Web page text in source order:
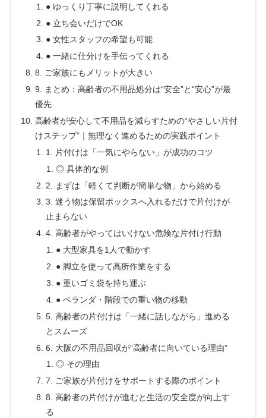
● ゆっくり丁寧に説明してくれる
● 立ち会いだけでOK
● 女性スタッフの希望も可能
● 一緒に仕分けを手伝ってくれる
8. ご家族にもメリットが大きい
9. まとめ：高齢者の不用品処分は“安全”と“安心”が最
優先
高齢者が安心して不用品を減らすための“やさしい片付
けステップ”｜無理なく進めるための実践ポイント
1. 片付けは「一気にやらない」が成功のコツ
◎ 具体的な例
2. まずは「軽くて判断が簡単な物」から始める
3. 迷う物は保留ボックスへ入れるだけで片付けが
止まらない
4. 高齢者がやってはいけない危険な片付け行動
● 大型家具を1人で動かす
● 脚立を使って高所作業をする
● 重いゴミ袋を持ち運ぶ
● ベランダ・階段での重い物の移動
5. 高齢者の片付けは「一緒に話しながら」進める
とスムーズ
6. 大阪の不用品回収が“高齢者に向いている理由”
◎ その理由
7. ご家族が片付けをサポートする際のポイント
8. 高齢者の片付けが進むと生活の安全度が向上す
る